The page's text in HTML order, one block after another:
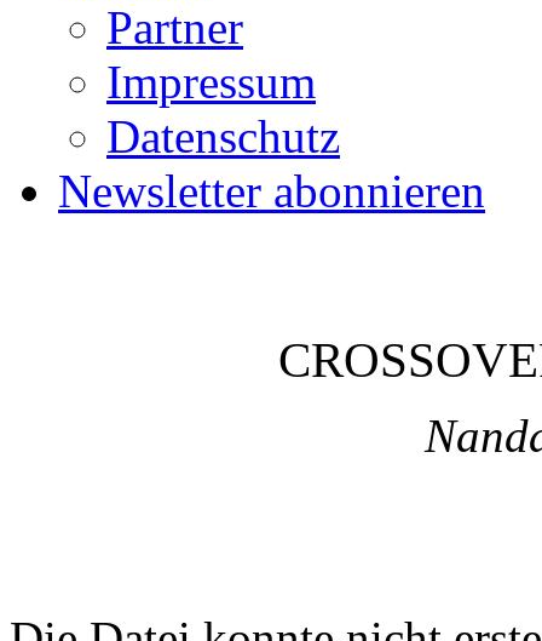
Partner
Impressum
Datenschutz
Newsletter abonnieren